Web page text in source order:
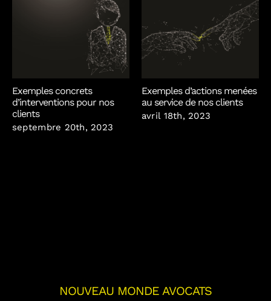
Exemples concrets
d’interventions pour nos
clients
septembre 20th, 2023
Exemples d’actions menées
au service de nos clients
avril 18th, 2023
NOUVEAU MONDE AVOCATS